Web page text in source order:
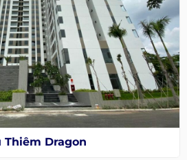
Thiêm Dragon